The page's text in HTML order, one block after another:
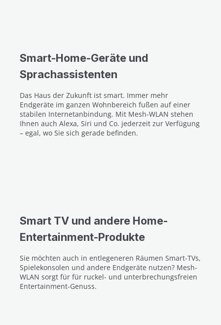
Smart-Home-Geräte und
Sprachassistenten
Das Haus der Zukunft ist smart. Immer mehr
Endgeräte im ganzen Wohnbereich fußen auf einer
stabilen Internetanbindung. Mit Mesh-WLAN stehen
Ihnen auch Alexa, Siri und Co. jederzeit zur Verfügung
– egal, wo Sie sich gerade befinden.
Smart TV und andere Home-
Entertainment-Produkte
Sie möchten auch in entlegeneren Räumen Smart-TVs,
Spielekonsolen und andere Endgeräte nutzen? Mesh-
WLAN sorgt für für ruckel- und unterbrechungsfreien
Entertainment-Genuss.